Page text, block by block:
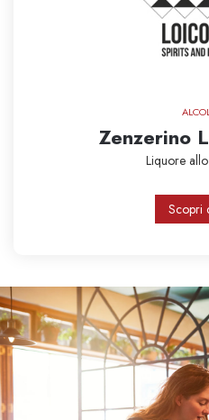
Zenzerino
Liquore
Scopri